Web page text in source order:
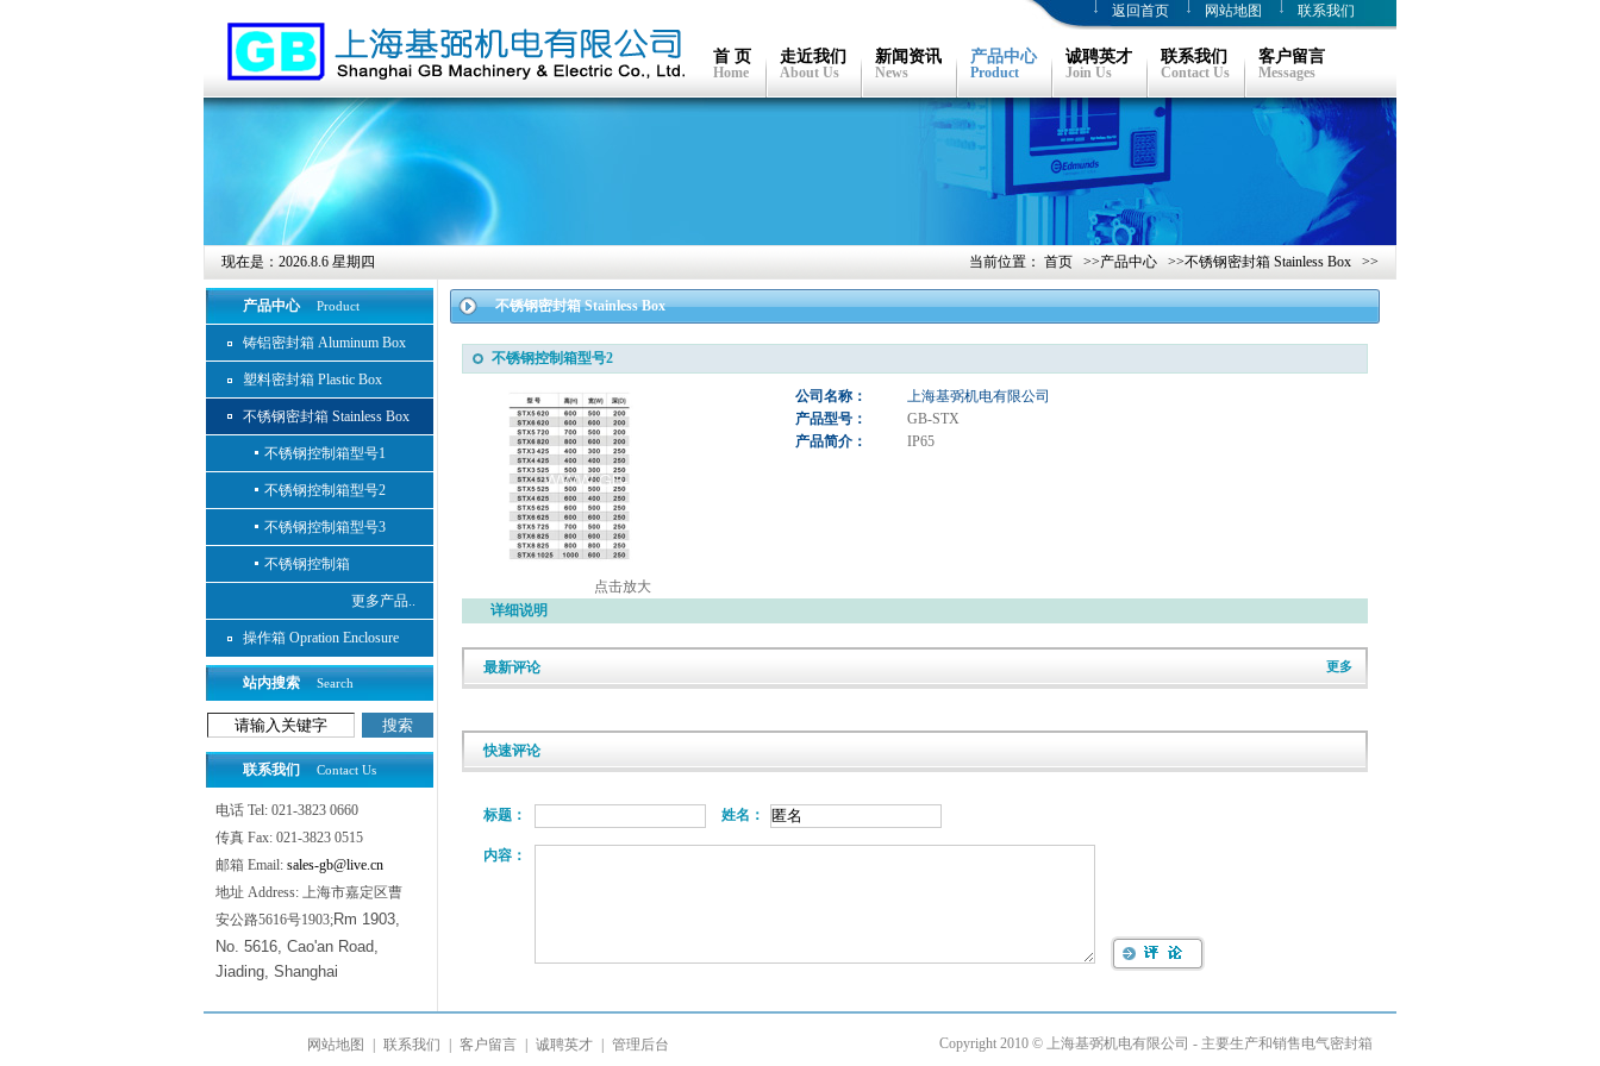
返回首页 网站地图 联系我们
首 页
Home
走近我们
About Us
新闻资讯
News
产品中心
Product
诚聘英才
Join Us
联系我们
Contact Us
客户留言
Messages
现在是： 2026.8.6 星期四 当前位置： 首页 >>产品中心 >>不锈钢密封箱 Stainless Box >>
产品中心 Product
铸铝密封箱 Aluminum Box
塑料密封箱 Plastic Box
不锈钢密封箱 Stainless Box
不锈钢控制箱型号1
不锈钢控制箱型号2
不锈钢控制箱型号3
不锈钢控制箱
更多产品..
操作箱 Opration Enclosure
站内搜索 Search
联系我们 Contact Us
电话 Tel: 021-3823 0660
传真 Fax: 021-3823 0515
邮箱 Email: sales-gb@live.cn
地址 Address: 上海市嘉定区曹
安公路5616号1903;Rm 1903,
No. 5616, Cao'an Road,
Jiading, Shanghai
不锈钢密封箱 Stainless Box
不锈钢控制箱型号2
点击放大
公司名称：
上海基弼机电有限公司
产品型号：
GB-STX
产品简介：
IP65
详细说明
更多
最新评论
快速评论
标题： 姓名：
内容：
网站地图 联系我们 客户留言 诚聘英才 管理后台 Copyright 2010 © 上海基弼机电有限公司 - 主要生产和销售电气密封箱